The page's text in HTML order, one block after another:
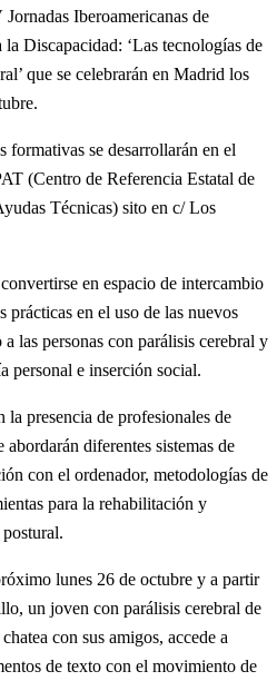
Iberoamericanas de
Discapacidad: ‘Las tecnologías de
que se celebrarán en Madrid los
formativas se desarrollarán en el
(Centro de Referencia Estatal de
Técnicas) sito en c/ Los
en espacio de intercambio
prácticas en el uso de las nuevos
las personas con parálisis cerebral y
personal e inserción social.
la presencia de profesionales de
diferentes sistemas de
con el ordenador, metodologías de
para la rehabilitación y
lunes 26 de octubre y a partir
un joven con parálisis cerebral de
con sus amigos, accede a
de texto con el movimiento de